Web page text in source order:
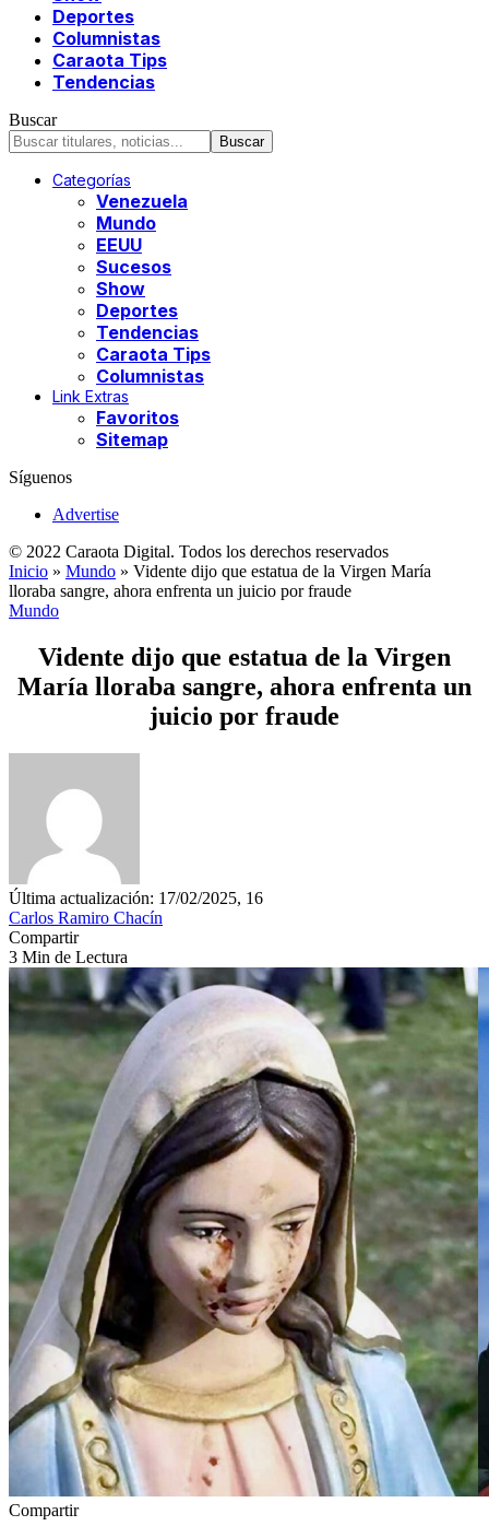
Deportes
Columnistas
Caraota Tips
Tendencias
Buscar
Categorías
Venezuela
Mundo
EEUU
Sucesos
Show
Deportes
Tendencias
Caraota Tips
Columnistas
Link Extras
Favoritos
Sitemap
Síguenos
Advertise
© 2022 Caraota Digital. Todos los derechos reservados
Inicio » Mundo » Vidente dijo que estatua de la Virgen María
lloraba sangre, ahora enfrenta un juicio por fraude
Mundo
Vidente dijo que estatua de la Virgen
María lloraba sangre, ahora enfrenta un
juicio por fraude
Última actualización: 17/02/2025, 16
Carlos Ramiro Chacín
Compartir
3 Min de Lectura
Compartir